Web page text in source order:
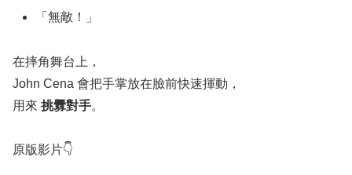
「無敵！」
在摔角舞台上，
John Cena 會把手掌放在臉前快速揮動，
用來 挑釁對手。
原版影片👇